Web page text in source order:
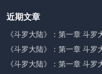
近期文章
《斗罗大陆》：第一章 斗罗
《斗罗大陆》：第一章 斗罗
《斗罗大陆》：第一章 斗罗